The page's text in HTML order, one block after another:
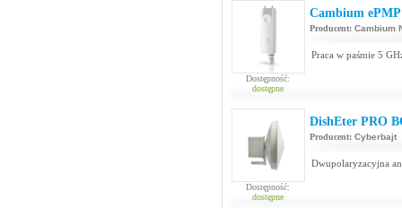
Dostępność:
dostępne
Cambium
Producent: Cambium
Praca w paśmie 5
Dostępność:
dostępne
DishEter PRO
Producent: Cyberbajt
Dwupolaryzacyjna